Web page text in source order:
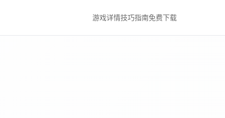
游戏详情技巧指南免费下载